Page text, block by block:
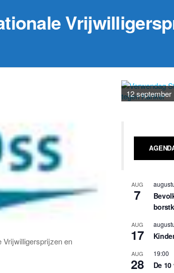
Vrijwilligersprijzen en
12 september
AUG
7
AUG
17
AUG
28
19:00
De